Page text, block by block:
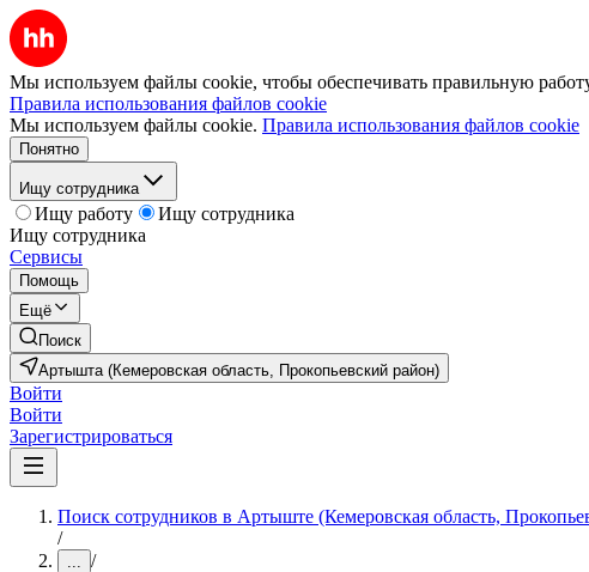
Мы используем файлы cookie, чтобы обеспечивать правильную
Правила использования файлов cookie
Мы используем файлы cookie. Правила использования файлов cookie
Понятно
Ищу сотрудника
Ищу работу
Ищу сотрудника
Ищу сотрудника
Сервисы
Помощь
Ещё
Поиск
Артышта (Кемеровская область, Прокопьевский район)
Войти
Войти
Зарегистрироваться
Поиск сотрудников в Артыште (Кемеровская область,
/
... /